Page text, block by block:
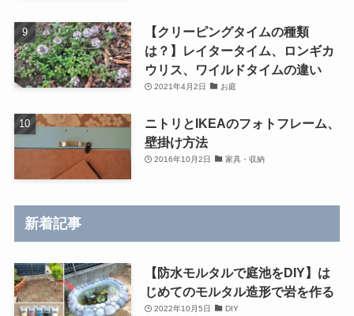
【クリーピングタイムの種類
は？】レイタータイム、ロンギカ
ウリス、ワイルドタイムの違い
2021年4月2日 お庭
ニトリとIKEAのフォトフレーム、
壁掛け方法
2016年10月2日 家具・収納
新着記事
【防水モルタルで庭池をDIY】は
じめてのモルタル造形で岩を作る
2022年10月5日 DIY